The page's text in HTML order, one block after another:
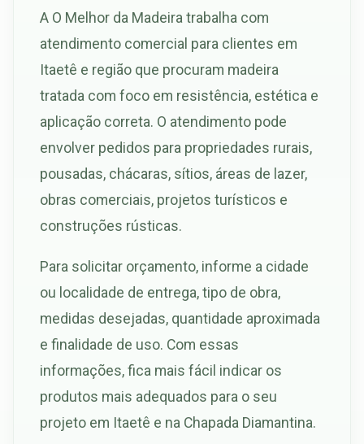
A O Melhor da Madeira trabalha com
atendimento comercial para clientes em
Itaetê e região que procuram madeira
tratada com foco em resistência, estética e
aplicação correta. O atendimento pode
envolver pedidos para propriedades rurais,
pousadas, chácaras, sítios, áreas de lazer,
obras comerciais, projetos turísticos e
construções rústicas.
Para solicitar orçamento, informe a cidade
ou localidade de entrega, tipo de obra,
medidas desejadas, quantidade aproximada
e finalidade de uso. Com essas
informações, fica mais fácil indicar os
produtos mais adequados para o seu
projeto em Itaetê e na Chapada Diamantina.